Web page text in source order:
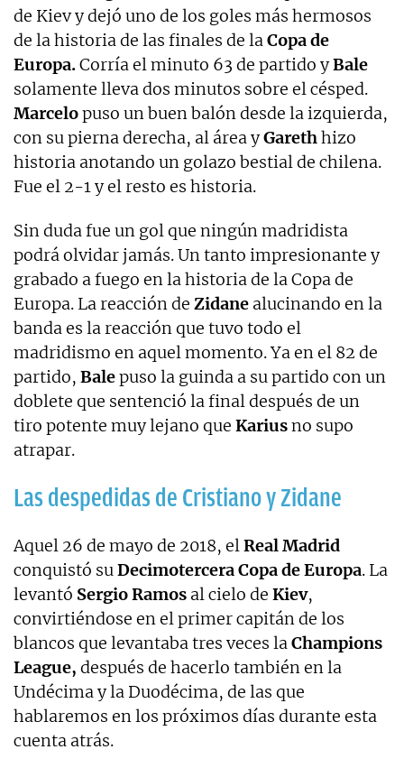
de Kiev y dejó uno de los goles más hermosos
de la historia de las finales de laCopa de
Europa.Corría el minuto 63 de partido yBale
solamente lleva dos minutos sobre el césped.
Marcelopuso un buen balón desde la izquierda,
con su pierna derecha, al área yGarethhizo
historia anotando un golazo bestial de chilena.
Fue el 2-1 y el resto es historia.
Sin duda fue un gol que ningún madridista
podrá olvidar jamás. Un tanto impresionante y
grabado a fuego en la historia de la Copa de
Europa. La reacción de Zidane alucinando en la
banda es la reacción que tuvo todo el
madridismo en aquel momento. Ya en el 82 de
partido, Balepuso la guinda a su partido con un
doblete que sentenció la final después de un
tiro potente muy lejano que Kariusno supo
atrapar.
Las despedidas de Cristiano y Zidane
Aquel 26 de mayo de 2018, elReal Madrid
conquistó suDecimotercera Copa de Europa. La
levantó Sergio Ramos al cielo de Kiev,
convirtiéndose en el primer capitán de los
blancos que levantaba tres veces laChampions
League, después de hacerlo también en la
Undécima y la Duodécima, de las que
hablaremos en los próximos días durante esta
cuenta atrás.